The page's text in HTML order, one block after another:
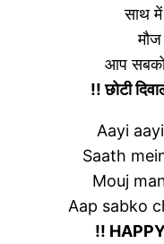
साथ में
आप सबको
!! छोटी
Aayi
Saath
Mouj
Aap sabko
!!